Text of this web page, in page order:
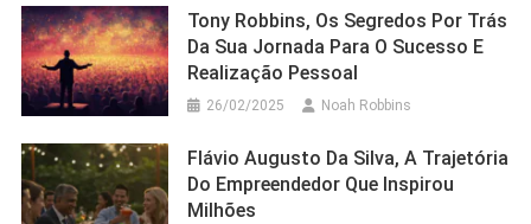
Tony Robbins, Os Segredos Por Trás
Da Sua Jornada Para O Sucesso E
Realização Pessoal
26/02/2025 Noah Robbins
Flávio Augusto Da Silva, A Trajetória
Do Empreendedor Que Inspirou
Milhões